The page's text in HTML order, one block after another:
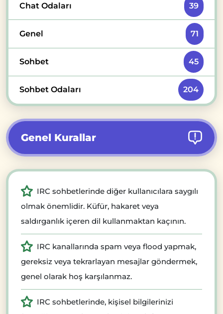
Chat Odaları 39
Genel 71
Sohbet 45
Sohbet Odaları 204
Genel Kurallar
IRC sohbetlerinde diğer kullanıcılara saygılı
olmak önemlidir. Küfür, hakaret veya
saldırganlık içeren dil kullanmaktan kaçının.
IRC kanallarında spam veya flood yapmak,
gereksiz veya tekrarlayan mesajlar göndermek,
genel olarak hoş karşılanmaz.
IRC sohbetlerinde, kişisel bilgilerinizi